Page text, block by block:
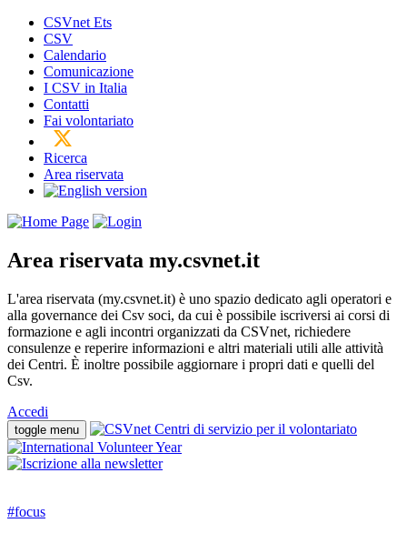
CSVnet Ets
CSV
Calendario
Comunicazione
I CSV in Italia
Contatti
Fai volontariato
Ricerca
Area riservata
Area riservata my.csvnet.it
L'area riservata (my.csvnet.it) è uno spazio dedicato agli operatori e
alla governance dei Csv soci, da cui è possibile iscriversi ai corsi di
formazione e agli incontri organizzati da CSVnet, richiedere
consulenze e reperire informazioni e altri materiali utili alle attività
dei Centri. È inoltre possibile aggiornare i propri dati e quelli del
Csv.
Accedi
toggle menu
#focus